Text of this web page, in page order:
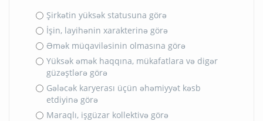
Şirkətin yüksək statusuna görə
İşin, layihənin xarakterinə görə
Əmək müqaviləsinin olmasına görə
Yüksək əmək haqqına, mükafatlara və digər
güzəştlərə görə
Gələcək karyerası üçün əhəmiyyət kəsb
etdiyinə görə
Maraqlı, işgüzar kollektivə görə